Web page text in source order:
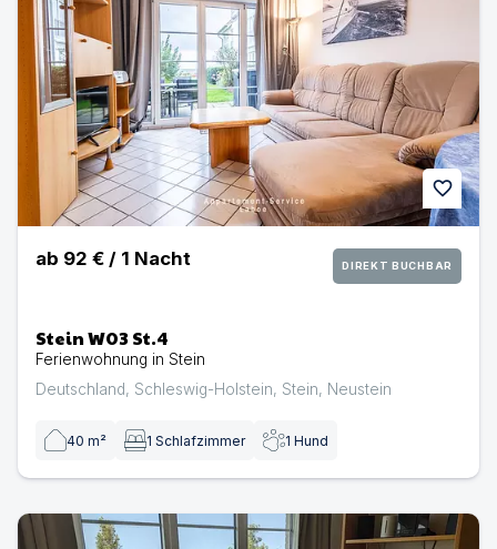
favorite
ab 92 € / 1 Nacht DIREKT BUCHBAR
Stein W03 St.4
Ferienwohnung in Stein
Deutschland, Schleswig-Holstein, Stein, Neustein
40 m² 1 Schlafzimmer 1 Hund
Stein W13 St.3 | Ferienwohnung in Stein